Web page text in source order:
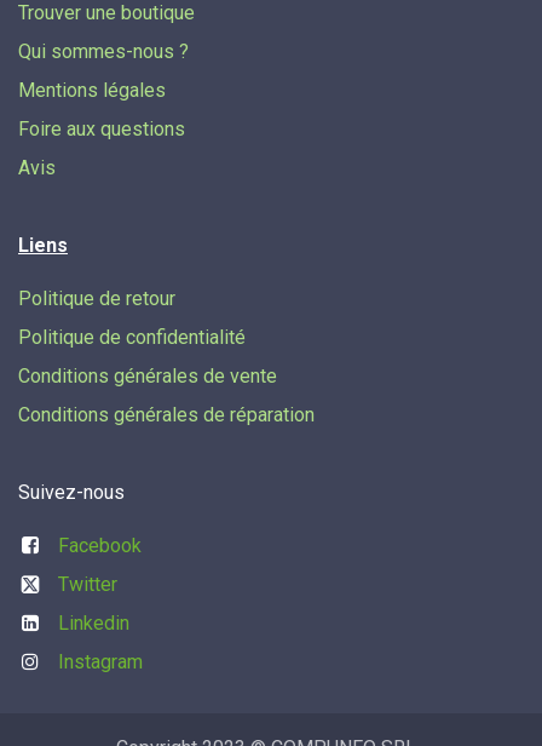
Trouver une boutique
Qui sommes-nous ?
Mentions légales
Foire aux questions
Avis
Liens
Politique de retour
Politique de confidentialité
Conditions générales de vente
Conditions générales de réparation
Suivez-nous
Facebook
Twitter
Linkedin
Instagram